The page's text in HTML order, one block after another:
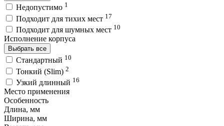
Недопустимо 1
Подходит для тихих мест 17
Подходит для шумных мест 10
Исполнение корпуса
Выбрать все
Стандартный 10
Тонкий (Slim) 2
Узкий длинный 16
Место применения
Особенность
Длина, мм
Ширина, мм